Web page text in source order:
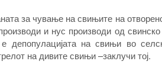
за чување на свињите на
и нус производи од
на свињи во
на дивите свињи –заклучи тој.